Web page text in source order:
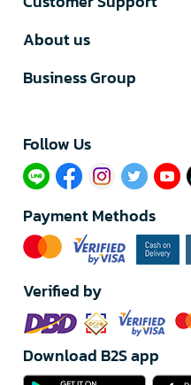
About us
Business Group
Follow Us​
Payment Methods
Verified by
Download B2S app